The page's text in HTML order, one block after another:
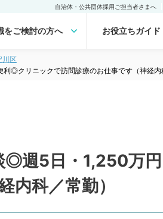
自治体・公共団体採用ご担当者さまへ
をご検討の方へ お役立ちガイド
川区
◎クリニックで訪問診療のお仕事です（神経内
◎週5日・1,250万
内科／常勤）